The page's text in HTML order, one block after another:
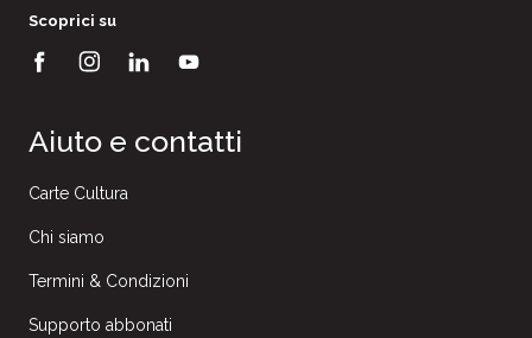
Scoprici su
Aiuto e contatti
Carte Cultura
Chi siamo
Termini & Condizioni
Supporto abbonati